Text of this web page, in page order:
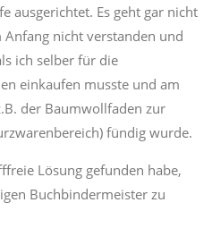
ausgerichtet. Es geht gar nicht
nicht verstanden und
ich selber für die
einkaufen musste und am
der Baumwollfaden zur
fündig wurde.
Lösung gefunden habe,
Buchbindermeister zu